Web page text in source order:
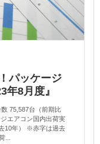
パッケージ
8月度』
75,587台（前期比
エアコン国内出荷実
10年） ※赤字は過去
...